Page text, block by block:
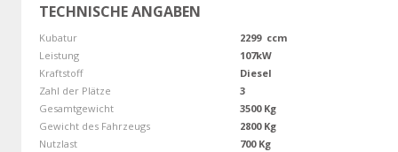
TECHNISCHE ANGABEN
Kubatur
2299 ccm
Leistung
107kW
Kraftstoff
Diesel
Zahl der Plätze
3
Gesamtgewicht
3500 Kg
Gewicht des Fahrzeugs
2800 Kg
Nutzlast
700 Kg